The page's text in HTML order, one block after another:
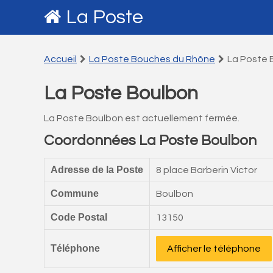
La Poste
Accueil La Poste Bouches du Rhône La Poste
La Poste Boulbon
La Poste Boulbon est actuellement fermée.
Coordonnées La Poste Boulbon
Adresse de la Poste 8 place Barberin Victor
Commune Boulbon
Code Postal 13150
Téléphone Afficher le téléphone